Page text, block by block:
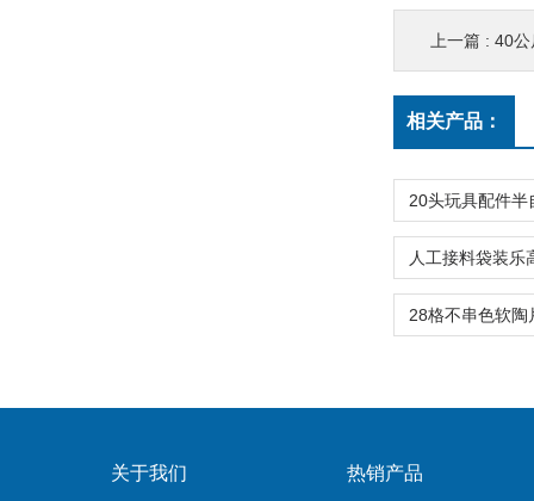
上一篇 : 40公
相关产品：
关于我们 热销产品